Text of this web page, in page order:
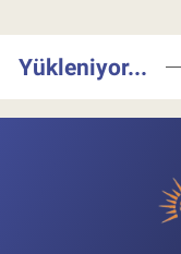
Yükleniyor...